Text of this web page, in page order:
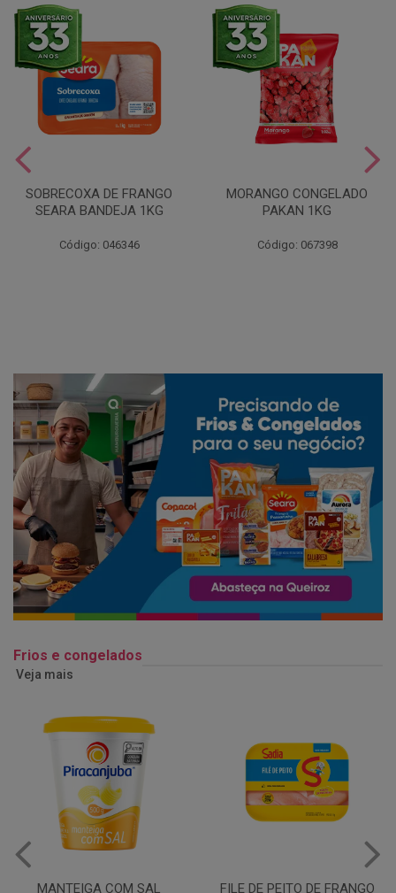
SOBRECOXA DE FRANGO
SEARA BANDEJA 1KG
Código: 046346
MORANGO CONGELADO
PAKAN 1KG
Código: 067398
Frios e congelados
Veja mais
FILE DE PEITO DE FRANGO SOBRECOXA DE FRANGO